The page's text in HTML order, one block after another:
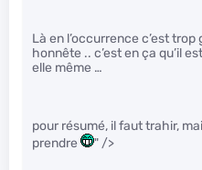
Là en l’occurrence c’est
honnête .. c’est en ça qu’il
elle même …
pour résumé, il faut trahir,
prendre
" />